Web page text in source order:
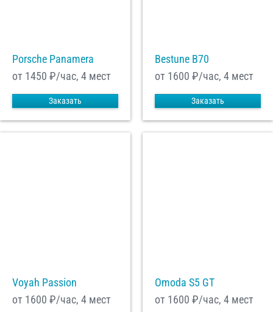
Porsche Panamera
от 1450 ₽/час, 4 мест
Заказать
Bestune B70
от 1600 ₽/час, 4 мест
Заказать
Voyah Passion
от 1600 ₽/час, 4 мест
Omoda S5 GT
от 1600 ₽/час, 4 мест